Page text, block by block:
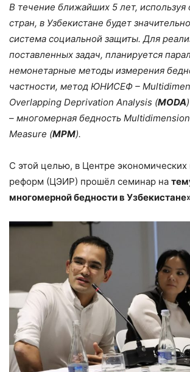
В течение ближайших 5 лет, используя
стран, в Узбекистане будет
система социальной защиты. Для
поставленных задач, планируется
немонетарные методы измерения
частности, метод ЮНИСЕФ –
Overlapping Deprivation Analysis (MODA
– многомерная бедность
Measure (MPM).
С этой целью, в Центре экономических
реформ (ЦЭИР) прошёл семинар на
многомерной бедности в